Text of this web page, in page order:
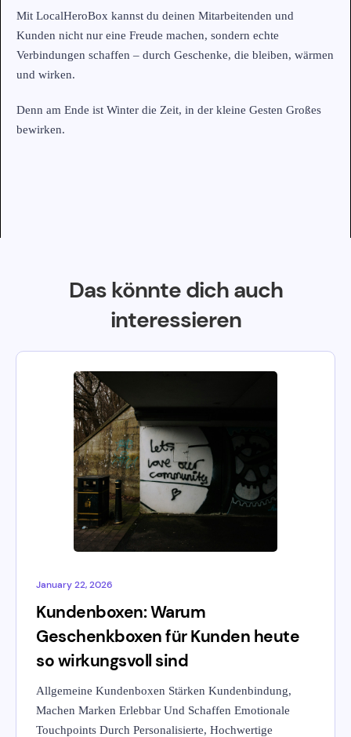
Mit LocalHeroBox kannst du deinen Mitarbeitenden und
Kunden nicht nur eine Freude machen, sondern echte
Verbindungen schaffen – durch Geschenke, die bleiben, wärmen
und wirken.
Denn am Ende ist Winter die Zeit, in der kleine Gesten Großes
bewirken.
Das könnte dich auch
interessieren
January 22, 2026
Kundenboxen: Warum
Geschenkboxen für Kunden heute
so wirkungsvoll sind
Allgemeine Kundenboxen Stärken Kundenbindung,
Machen Marken Erlebbar Und Schaffen Emotionale
Touchpoints Durch Personalisierte, Hochwertige